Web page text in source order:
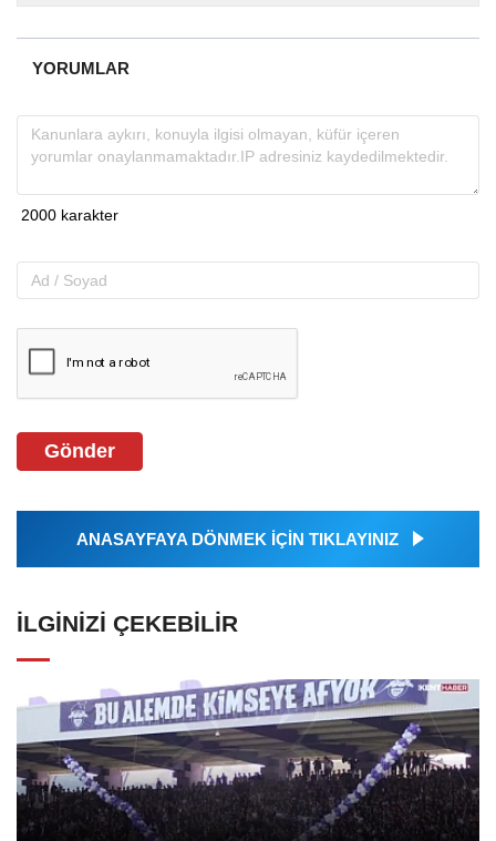
almakta, haber akışı...
YORUMLAR
Gönder
ANASAYFAYA DÖNMEK İÇİN TIKLAYINIZ
İLGINIZI ÇEKEBILIR